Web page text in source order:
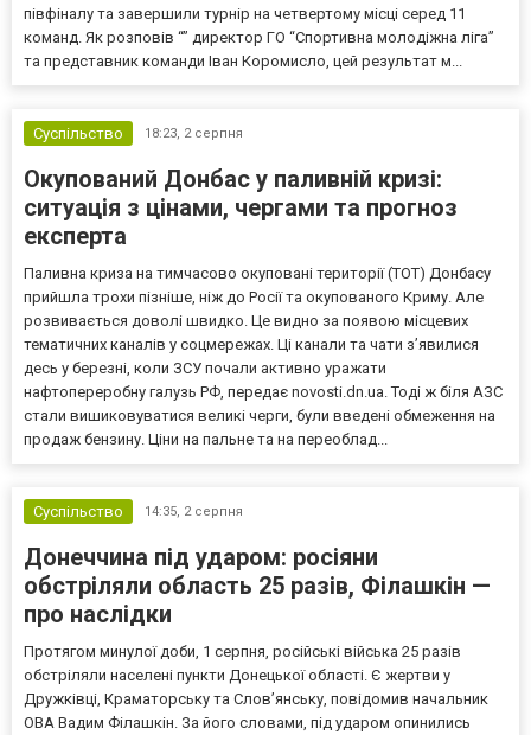
півфіналу та завершили турнір на четвертому місці серед 11
команд. Як розповів “” директор ГО “Спортивна молодіжна ліга”
та представник команди Іван Коромисло, цей результат м...
Суспільство 18:23, 2 серпня
Окупований Донбас у паливній кризі:
ситуація з цінами, чергами та прогноз
експерта
Паливна криза на тимчасово окуповані території (ТОТ) Донбасу
прийшла трохи пізніше, ніж до Росії та окупованого Криму. Але
розвивається доволі швидко. Це видно за появою місцевих
тематичних каналів у соцмережах. Ці канали та чати з’явилися
десь у березні, коли ЗСУ почали активно уражати
нафтопереробну галузь РФ, передає novosti.dn.ua. Тоді ж біля АЗС
стали вишиковуватися великі черги, були введені обмеження на
продаж бензину. Ціни на пальне та на переоблад...
Суспільство 14:35, 2 серпня
Донеччина під ударом: росіяни
обстріляли область 25 разів, Філашкін —
про наслідки
Протягом минулої доби, 1 серпня, російські війська 25 разів
обстріляли населені пункти Донецької області. Є жертви у
Дружківці, Краматорську та Слов’янську, повідомив начальник
ОВА Вадим Філашкін. За його словами, під ударом опинились